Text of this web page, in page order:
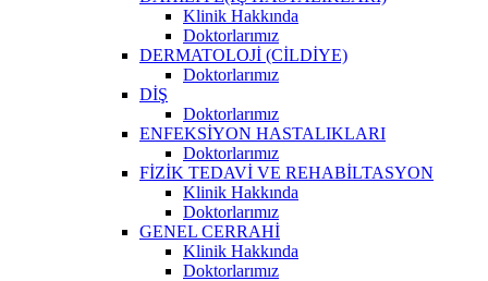
Klinik Hakkında
Doktorlarımız
DERMATOLOJİ (CİLDİYE)
Doktorlarımız
DİŞ
Doktorlarımız
ENFEKSİYON HASTALIKLARI
Doktorlarımız
FİZİK TEDAVİ VE REHABİLTASYON
Klinik Hakkında
Doktorlarımız
GENEL CERRAHİ
Klinik Hakkında
Doktorlarımız